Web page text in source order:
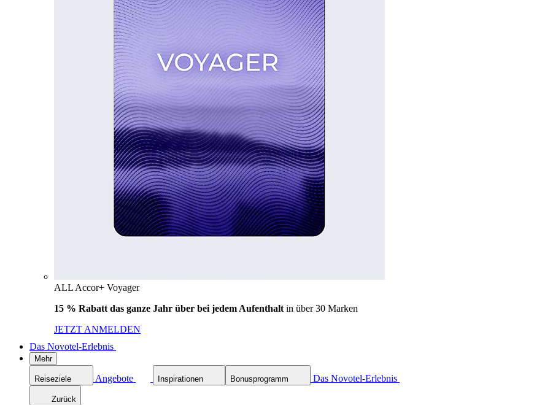
ALL Accor+ Voyager
15 % Rabatt das ganze Jahr über bei jedem Aufenthalt in über 30 Marken
JETZT ANMELDEN
Das Novotel-Erlebnis
Mehr
Reiseziele Angebote Inspirationen Bonusprogramm Das Novotel-Erlebnis
Zurück